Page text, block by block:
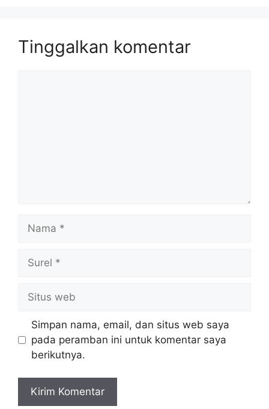
Tinggalkan komentar
web
Simpan nama, email, dan situs web saya
pada peramban ini untuk komentar saya
berikutnya.